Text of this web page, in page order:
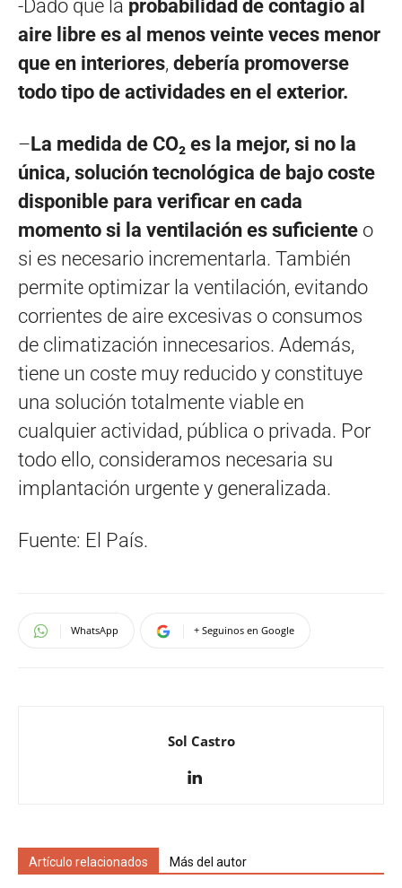
-Dado que la probabilidad de contagio al
aire libre es al menos veinte veces menor
que en interiores, debería promoverse
todo tipo de actividades en el exterior.
–La medida de CO₂ es la mejor, si no la
única, solución tecnológica de bajo coste
disponible para verificar en cada
momento si la ventilación es suficiente o
si es necesario incrementarla. También
permite optimizar la ventilación, evitando
corrientes de aire excesivas o consumos
de climatización innecesarios. Además,
tiene un coste muy reducido y constituye
una solución totalmente viable en
cualquier actividad, pública o privada. Por
todo ello, consideramos necesaria su
implantación urgente y generalizada.
Fuente: El País.
WhatsApp + Seguinos en Google
Sol Castro
Artículo relacionados Más del autor